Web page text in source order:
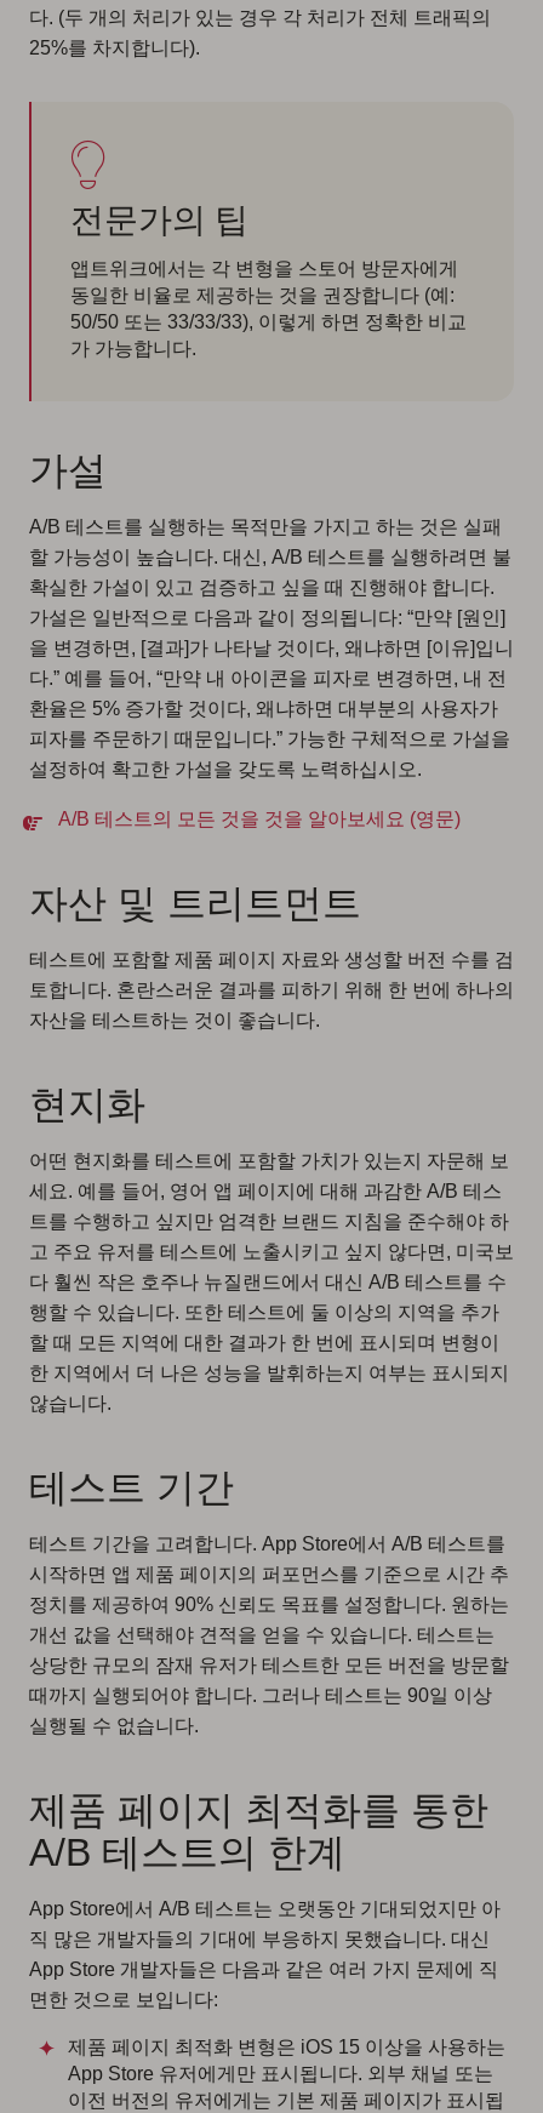
다. (두 개의 처리가 있는 경우 각 처리가 전체 트래픽의
25%를 차지합니다).
전문가의 팁
앱트위크에서는 각 변형을 스토어 방문자에게
동일한 비율로 제공하는 것을 권장합니다 (예:
50/50 또는 33/33/33), 이렇게 하면 정확한 비교
가 가능합니다.
가설
A/B 테스트를 실행하는 목적만을 가지고 하는 것은 실패
할 가능성이 높습니다. 대신, A/B 테스트를 실행하려면 불
확실한 가설이 있고 검증하고 싶을 때 진행해야 합니다.
가설은 일반적으로 다음과 같이 정의됩니다: “만약 [원인]
을 변경하면, [결과]가 나타날 것이다, 왜냐하면 [이유]입니
다.” 예를 들어, “만약 내 아이콘을 피자로 변경하면, 내 전
환율은 5% 증가할 것이다, 왜냐하면 대부분의 사용자가
피자를 주문하기 때문입니다.” 가능한 구체적으로 가설을
설정하여 확고한 가설을 갖도록 노력하십시오.
A/B 테스트의 모든 것을 것을 알아보세요 (영문)
자산 및 트리트먼트
테스트에 포함할 제품 페이지 자료와 생성할 버전 수를 검
토합니다. 혼란스러운 결과를 피하기 위해 한 번에 하나의
자산을 테스트하는 것이 좋습니다.
현지화
어떤 현지화를 테스트에 포함할 가치가 있는지 자문해 보
세요. 예를 들어, 영어 앱 페이지에 대해 과감한 A/B 테스
트를 수행하고 싶지만 엄격한 브랜드 지침을 준수해야 하
고 주요 유저를 테스트에 노출시키고 싶지 않다면, 미국보
다 훨씬 작은 호주나 뉴질랜드에서 대신 A/B 테스트를 수
행할 수 있습니다. 또한 테스트에 둘 이상의 지역을 추가
할 때 모든 지역에 대한 결과가 한 번에 표시되며 변형이
한 지역에서 더 나은 성능을 발휘하는지 여부는 표시되지
않습니다.
테스트 기간
테스트 기간을 고려합니다. App Store에서 A/B 테스트를
시작하면 앱 제품 페이지의 퍼포먼스를 기준으로 시간 추
정치를 제공하여 90% 신뢰도 목표를 설정합니다. 원하는
개선 값을 선택해야 견적을 얻을 수 있습니다. 테스트는
상당한 규모의 잠재 유저가 테스트한 모든 버전을 방문할
때까지 실행되어야 합니다. 그러나 테스트는 90일 이상
실행될 수 없습니다.
제품 페이지 최적화를 통한
A/B 테스트의 한계
App Store에서 A/B 테스트는 오랫동안 기대되었지만 아
직 많은 개발자들의 기대에 부응하지 못했습니다. 대신
App Store 개발자들은 다음과 같은 여러 가지 문제에 직
면한 것으로 보입니다:
제품 페이지 최적화 변형은 iOS 15 이상을 사용하는
App Store 유저에게만 표시됩니다. 외부 채널 또는
이전 버전의 유저에게는 기본 제품 페이지가 표시됩